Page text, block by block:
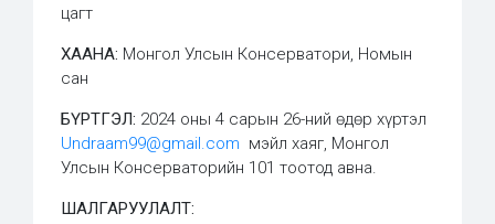
цагт
ХААНА: Монгол Улсын Консерватори, Номын
сан
БҮРТГЭЛ: 2024 оны 4 сарын 26-ний өдөр хүртэл
Undraam99@gmail.com мэйл хаяг, Монгол
Улсын Консерваторийн 101 тоотод авна.
ШАЛГАРУУЛАЛТ: